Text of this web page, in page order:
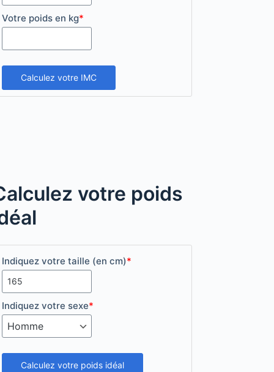
Votre poids en kg*
Calculez votre IMC
votre poids
Indiquez votre taille (en cm)*
Indiquez votre sexe*
Calculez votre poids idéal